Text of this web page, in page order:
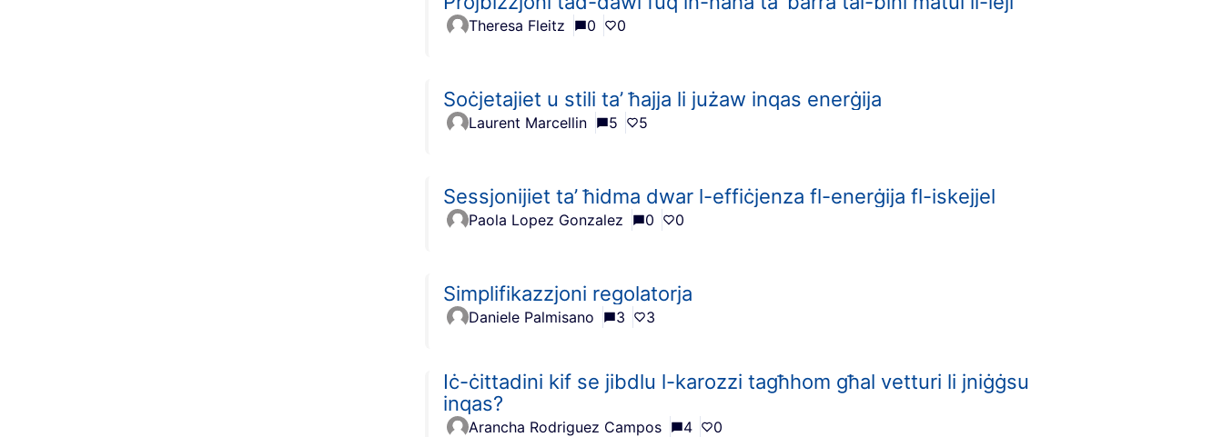
Theresa Fleitz 0 0
Soċjetajiet u stili ta’ ħajja li jużaw inqas enerġija
Laurent Marcellin 5 5
Sessjonijiet ta’ ħidma dwar l-effiċjenza fl-enerġija fl-iskejjel
Paola Lopez Gonzalez 0 0
Simplifikazzjoni regolatorja
Daniele Palmisano 3 3
Iċ-ċittadini kif se jibdlu l-karozzi tagħhom għal vetturi li jniġġsu
inqas?
Arancha Rodriguez Campos 4 0